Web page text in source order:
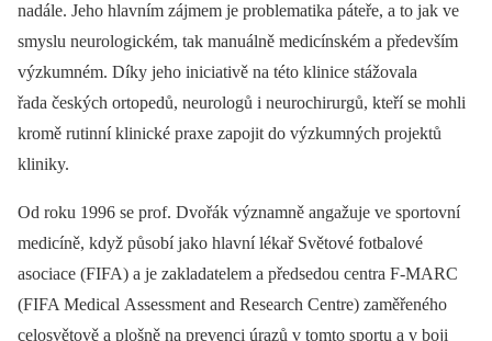
nadále. Jeho hlavním zájmem je problematika páteře, a to jak ve
smyslu neurologickém, tak manuálně medicínském a především
výzkumném. Díky jeho iniciativě na této klinice stážovala
řada českých ortopedů, neurologů i neurochirurgů, kteří se mohli
kromě rutinní klinické praxe zapojit do výzkumných projektů
kliniky.
Od roku 1996 se prof. Dvořák významně angažuje ve sportovní
medicíně, když působí jako hlavní lékař Světové fotbalové
asociace (FIFA) a je zakladatelem a předsedou centra F-MARC
(FIFA Medical Assessment and Research Centre) zaměřeného
celosvětově a plošně na prevenci úrazů v tomto sportu a v boji